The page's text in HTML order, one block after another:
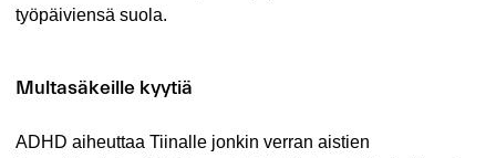
työpäiviensä suola.
Multasäkeille kyytiä
ADHD aiheuttaa Tiinalle jonkin verran aistien